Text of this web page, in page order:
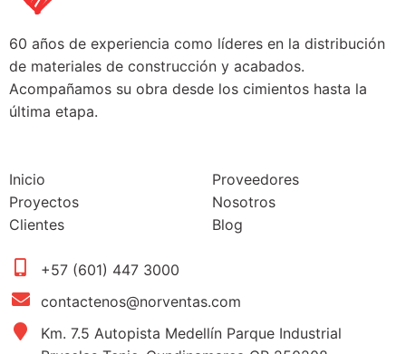
60 años de experiencia como líderes en la distribución
de materiales de construcción y acabados.
Acompañamos su obra desde los cimientos hasta la
última etapa.
Inicio
Proyectos
Clientes
Proveedores
Nosotros
Blog
+57 (601) 447 3000
contactenos@norventas.com
Km. 7.5 Autopista Medellín Parque Industrial